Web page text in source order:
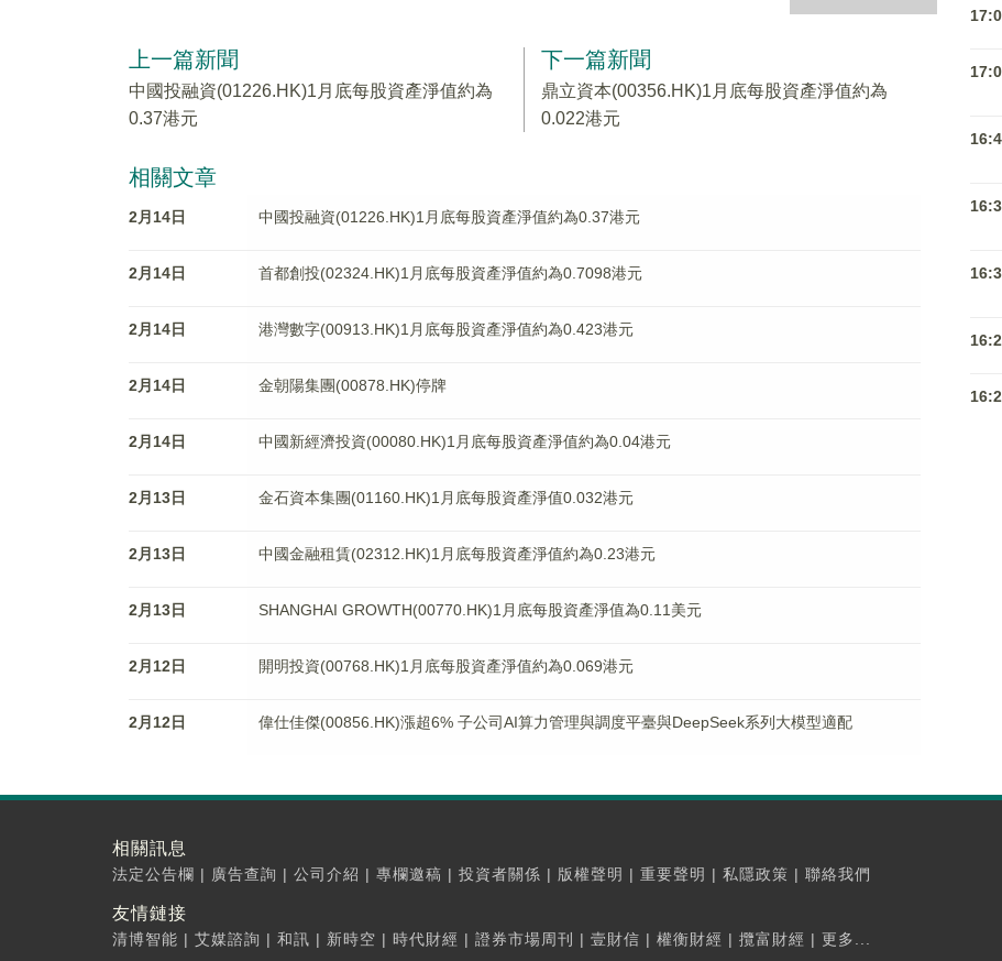
上一篇新聞
中國投融資(01226.HK)1月底每股資產淨值約為
0.37港元
下一篇新聞
鼎立資本(00356.HK)1月底每股資產淨值約為
0.022港元
相關文章
2月14日 中國投融資(01226.HK)1月底每股資產淨值約為0.37港元
2月14日 首都創投(02324.HK)1月底每股資產淨值約為0.7098港元
2月14日 港灣數字(00913.HK)1月底每股資產淨值約為0.423港元
2月14日 金朝陽集團(00878.HK)停牌
2月14日 中國新經濟投資(00080.HK)1月底每股資產淨值約為0.04港元
2月13日 金石資本集團(01160.HK)1月底每股資產淨值0.032港元
2月13日 中國金融租賃(02312.HK)1月底每股資產淨值約為0.23港元
2月13日 SHANGHAI GROWTH(00770.HK)1月底每股資產淨值為0.11美元
2月12日 開明投資(00768.HK)1月底每股資產淨值約為0.069港元
2月12日 偉仕佳傑(00856.HK)漲超6% 子公司AI算力管理與調度平臺與DeepSeek系列大模型適配
相關訊息
法定公告欄 | 廣告查詢 | 公司介紹 | 專欄邀稿 | 投資者關係 | 版權聲明 | 重要聲明 | 私隱政策 | 聯絡我們
友情鏈接
清博智能 | 艾媒諮詢 | 和訊 | 新時空 | 時代財經 | 證券市場周刊 | 壹財信 | 權衡財經 | 攬富財經 | 更多...